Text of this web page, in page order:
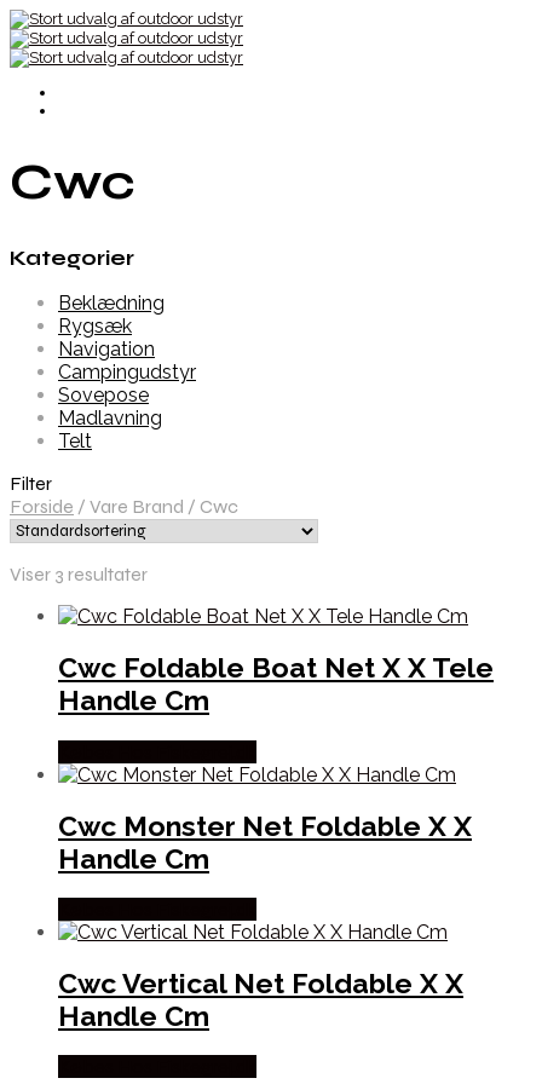
Cwc
Kategorier
Beklædning
Rygsæk
Navigation
Campingudstyr
Sovepose
Madlavning
Telt
Filter
Forside / Vare Brand / Cwc
Viser 3 resultater
Cwc Foldable Boat Net X X Tele
Handle Cm
Cwc Monster Net Foldable X X
Handle Cm
Cwc Vertical Net Foldable X X
Handle Cm